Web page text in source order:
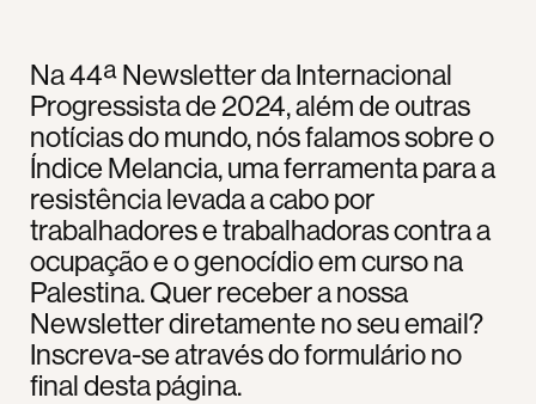
Na 44ª Newsletter da Internacional
Progressista de 2024, além de outras
notícias do mundo, nós falamos sobre o
Índice Melancia, uma ferramenta para a
resistência levada a cabo por
trabalhadores e trabalhadoras contra a
ocupação e o genocídio em curso na
Palestina. Quer receber a nossa
Newsletter diretamente no seu email?
Inscreva-se através do formulário no
final desta página.